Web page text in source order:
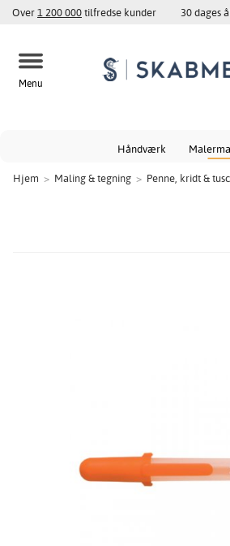
Over1 200 000tilfredse kunder 30 dages
Menu
Håndværk
Hjem > Maling & tegning > Penne, kridt &